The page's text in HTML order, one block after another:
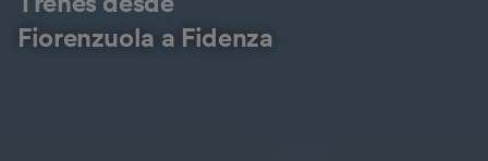
Fiorenzuola a Fidenza